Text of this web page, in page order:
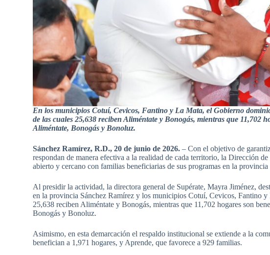
En los municipios Cotuí, Cevicos, Fantino y La Mata, el Gobierno
de las cuales 25,638 reciben Aliméntate y Bonogás, mientras que 11,702
Aliméntate, Bonogás y Bonoluz.
Sánchez Ramírez, R.D., 20 de junio de 2026.– Con el objetivo de
respondan de manera efectiva a la realidad de cada territorio, la Dirección
abierto y cercano con familias beneficiarias de sus programas en la provincia
Al presidir la actividad, la directora general de Supérate, Mayra Jiménez,
en la provincia Sánchez Ramírez y los municipios Cotuí, Cevicos, Fantino
25,638 reciben Aliméntate y Bonogás, mientras que 11,702 hogares son
Bonogás y Bonoluz.
Asimismo, en esta demarcación el respaldo institucional se extiende a la
benefician a 1,971 hogares, y Aprende, que favorece a 929 familias.